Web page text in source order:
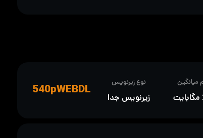
میانگین نوع زیرنویس
زیرنویس جدا
540pWEBDL